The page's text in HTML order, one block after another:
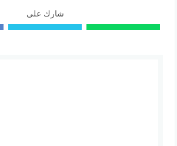
شارك على